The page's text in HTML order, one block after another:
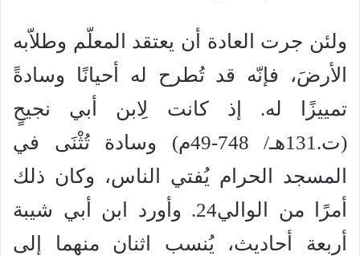
ولئن جرت العادة أن يعتقد المعلّم وطلاّبه
الأرضَ، فإنّه قد تُطرح له أحيانًا وسادةً
تمييزًا له. إذ كانت لِابن أبي نجيحٍ
(ت.131هـ/ 748-49م) وسادة تُثْنَى في
المسجد الحرام يُفتي الناس، وكان ذلك
أمرًا من الوالي24. وأورد ابن أبي شيبة
أربعة أحاديث، يُنسب اثنان منهما إلى